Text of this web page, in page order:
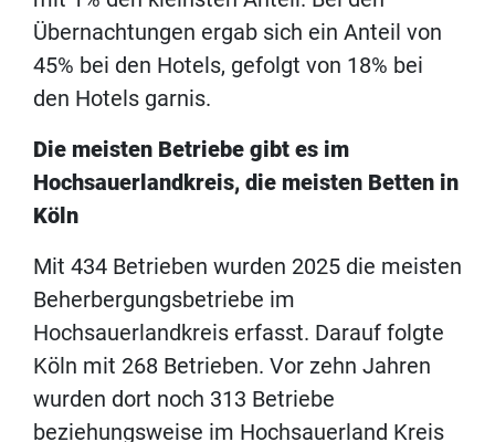
Übernachtungen ergab sich ein Anteil von
45% bei den Hotels, gefolgt von 18% bei
den Hotels garnis.
Die meisten Betriebe gibt es im
Hochsauerlandkreis, die meisten Betten in
Köln
Mit 434 Betrieben wurden 2025 die meisten
Beherbergungsbetriebe im
Hochsauerlandkreis erfasst. Darauf folgte
Köln mit 268 Betrieben. Vor zehn Jahren
wurden dort noch 313 Betriebe
beziehungsweise im Hochsauerland Kreis